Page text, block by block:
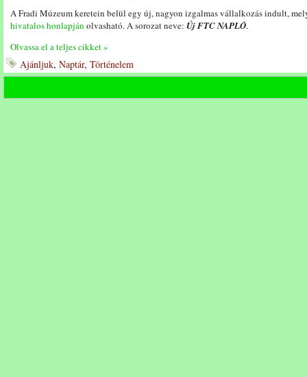
A Fradi Múzeum keretein belül egy új, nagyon izgalmas vállalkozás indult,
hivatalos honlapján olvasható. A sorozat neve: Új FTC NAPLÓ.
Olvassa el a teljes cikket »
Ajánljuk, Naptár, Történelem